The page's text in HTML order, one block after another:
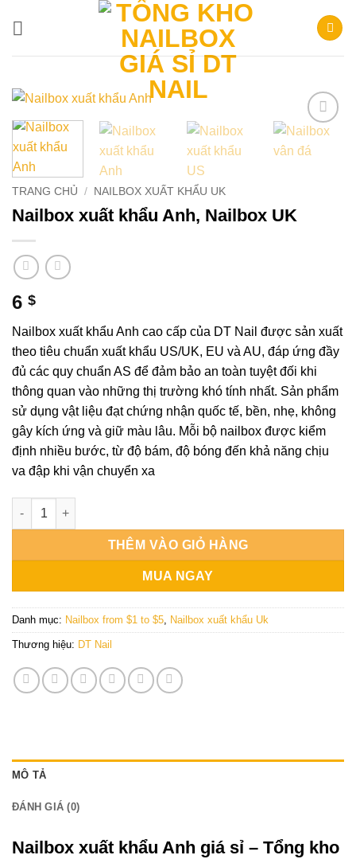
Add to
wishlist
TRANG CHỦ / NAILBOX XUẤT KHẨU UK
Nailbox xuất khẩu Anh, Nailbox UK
6 $
Nailbox xuất khẩu Anh cao cấp của DT Nail được sản xuất
theo tiêu chuẩn xuất khẩu US/UK, EU và AU, đáp ứng đầy
đủ các quy chuẩn AS để đảm bảo an toàn tuyệt đối khi
thông quan vào những thị trường khó tính nhất. Sản phẩm
sử dụng vật liệu đạt chứng nhận quốc tế, bền, nhẹ, không
gây kích ứng và giữ màu lâu. Mỗi bộ nailbox được kiểm
định nhiều bước, từ độ bám, độ bóng đến khả năng chịu
va đập khi vận chuyển xa
Nailbox xuất khẩu Anh, Nailbox UK số lượng
THÊM VÀO GIỎ HÀNG
MUA NGAY
Danh mục: Nailbox from $1 to $5, Nailbox xuất khẩu Uk
Thương hiệu: DT Nail
MÔ TẢ
ĐÁNH GIÁ (0)
Nailbox xuất khẩu Anh giá sỉ – Tổng kho